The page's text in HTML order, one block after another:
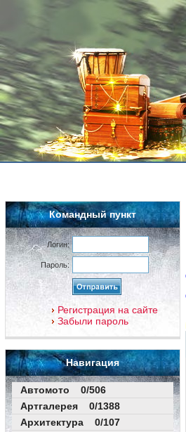
Командный пункт
Логин:
Пароль:
Регистрация на сайте
Забыли пароль
Навигация
Автомото 0/506
Артгалерея 0/1388
Архитектура 0/107